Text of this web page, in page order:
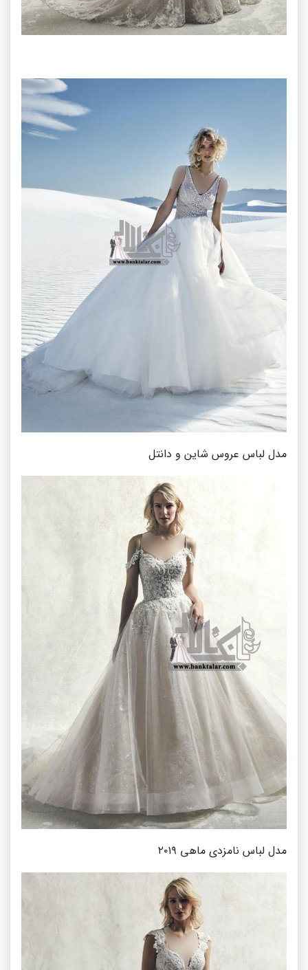
مدل لباس عروس شاین و دانتل
مدل لباس نامزدی ماهی ۲۰۱۹